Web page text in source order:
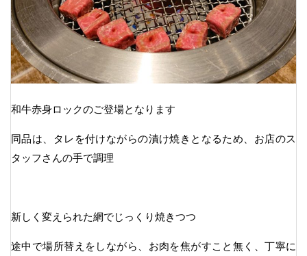
和牛赤身ロックのご登場となります
同品は、タレを付けながらの漬け焼きとなるため、お店のス
タッフさんの手で調理
新しく変えられた網でじっくり焼きつつ
途中で場所替えをしながら、お肉を焦がすこと無く、丁寧に